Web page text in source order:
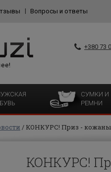
Вопросы и ответы
+380 73
СУМКИ И
РЕМНИ
КОНКУРС! Приз -
КОНКУРС!